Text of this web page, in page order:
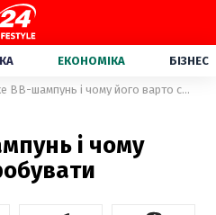
ЕКОНОМІКА БІЗНЕС
Що таке ВВ-шампунь і чому його варто спробувати
і чому